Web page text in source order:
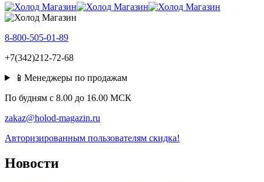
8-800-505-01-89
+7(342)212-72-68
📱Менеджеры по продажам
По будням c 8.00 до 16.00 МСК
zakaz@holod-magazin.ru
Авторизированным пользователям скидка!
Новости